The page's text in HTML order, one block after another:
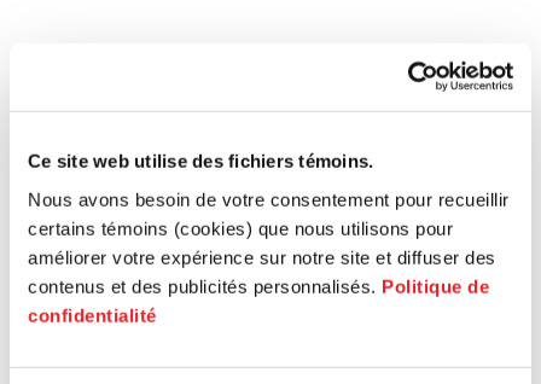
Ce site web utilise des fichiers témoins.
Nous avons besoin de votre consentement pour recueillir
certains témoins (cookies) que nous utilisons pour
améliorer votre expérience sur notre site et diffuser des
contenus et des publicités personnalisés. Politique de
confidentialité